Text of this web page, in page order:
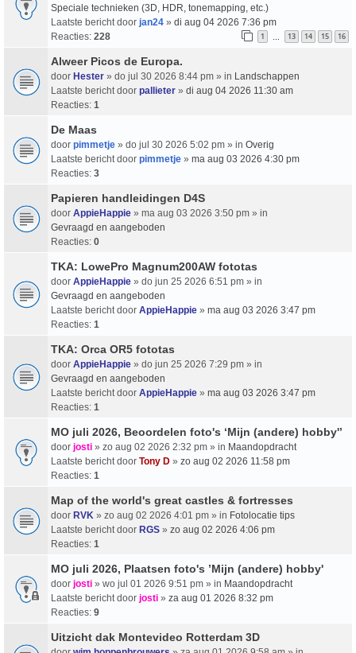
Speciale technieken (3D, HDR, tonemapping, etc.)
Laatste bericht door jan24 » di aug 04 2026 7:36 pm
Reacties: 228 1 … 13 14 15 16
Alweer Picos de Europa.
door Hester » do jul 30 2026 8:44 pm » in Landschappen
Laatste bericht door pallieter » di aug 04 2026 11:30 am
Reacties: 1
De Maas
door pimmetje » do jul 30 2026 5:02 pm » in Overig
Laatste bericht door pimmetje » ma aug 03 2026 4:30 pm
Reacties: 3
Papieren handleidingen D4S
door AppieHappie » ma aug 03 2026 3:50 pm » in
Gevraagd en aangeboden
Reacties: 0
TKA: LowePro Magnum200AW fototas
door AppieHappie » do jun 25 2026 6:51 pm » in
Gevraagd en aangeboden
Laatste bericht door AppieHappie » ma aug 03 2026 3:47 pm
Reacties: 1
TKA: Orca OR5 fototas
door AppieHappie » do jun 25 2026 7:29 pm » in
Gevraagd en aangeboden
Laatste bericht door AppieHappie » ma aug 03 2026 3:47 pm
Reacties: 1
MO juli 2026, Beoordelen foto's ‘Mijn (andere) hobby'’
door josti » zo aug 02 2026 2:32 pm » in Maandopdracht
Laatste bericht door Tony D » zo aug 02 2026 11:58 pm
Reacties: 1
Map of the world's great castles & fortresses
door RVK » zo aug 02 2026 4:01 pm » in Fotolocatie tips
Laatste bericht door RGS » zo aug 02 2026 4:06 pm
Reacties: 1
MO juli 2026, Plaatsen foto's ’Mijn (andere) hobby'
door josti » wo jul 01 2026 9:51 pm » in Maandopdracht
Laatste bericht door josti » za aug 01 2026 8:32 pm
Reacties: 9
Uitzicht dak Montevideo Rotterdam 3D